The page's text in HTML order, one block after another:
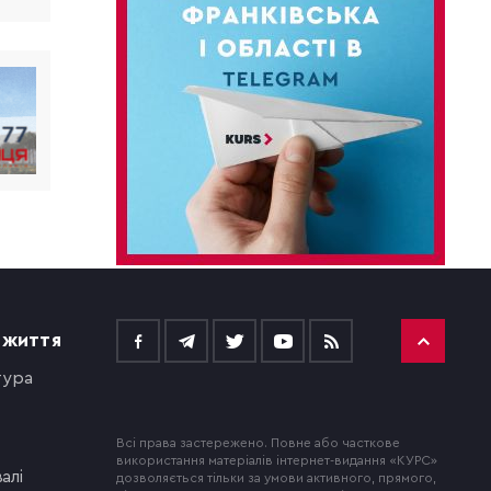
Всі права застережено. Повне або часткове
використання матеріалів інтернет-видання «КУРС»
дозволяється тільки за умови активного, прямого,